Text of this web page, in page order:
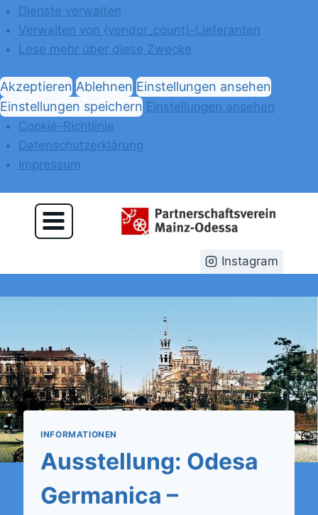
Dienste verwalten
Verwalten von {vendor_count}-Lieferanten
Lese mehr über diese Zwecke
Akzeptieren Ablehnen Einstellungen ansehen
Einstellungen speichern Einstellungen ansehen
Cookie-Richtlinie
Datenschutzerklärung
Impressum
Instagram
INFORMATIONEN
Ausstellung: Odesa
Germanica –